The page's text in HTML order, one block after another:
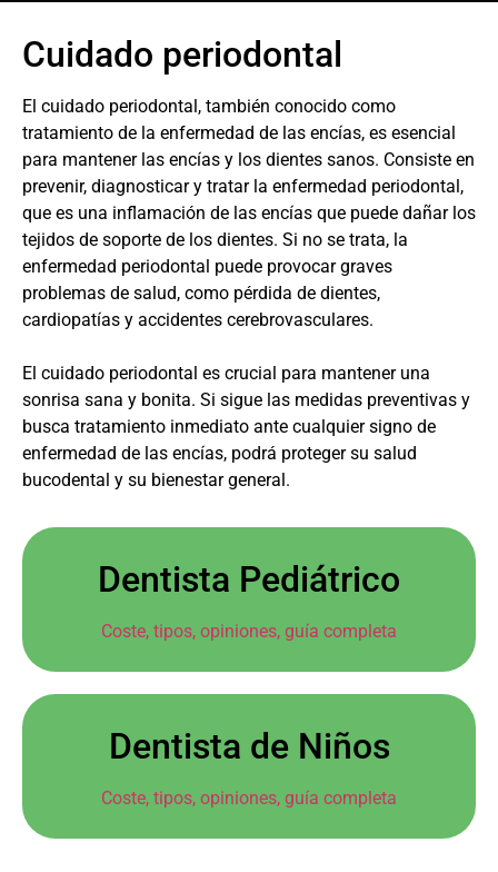
Cuidado periodontal
El cuidado periodontal, también conocido como
tratamiento de la enfermedad de las encías, es esencial
para mantener las encías y los dientes sanos. Consiste en
prevenir, diagnosticar y tratar la enfermedad periodontal,
que es una inflamación de las encías que puede dañar los
tejidos de soporte de los dientes. Si no se trata, la
enfermedad periodontal puede provocar graves
problemas de salud, como pérdida de dientes,
cardiopatías y accidentes cerebrovasculares.
El cuidado periodontal es crucial para mantener una
sonrisa sana y bonita. Si sigue las medidas preventivas y
busca tratamiento inmediato ante cualquier signo de
enfermedad de las encías, podrá proteger su salud
bucodental y su bienestar general.
Dentista Pediátrico
Coste, tipos, opiniones, guía completa
Dentista de Niños
Coste, tipos, opiniones, guía completa